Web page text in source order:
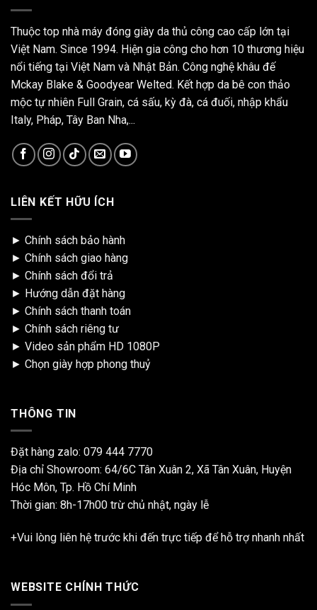
Thuộc top nhà máy đóng giày da thủ công cao cấp lớn tại
Việt Nam. Since 1994. Hiện gia công cho hơn 10 thương hiệu
nổi tiếng tại Việt Nam và Nhật Bản. Công nghệ khâu đế
Mckay Blake & Goodyear Welted. Kết hợp da bê con thảo
mộc tự nhiên Full Grain, cá sấu, kỳ đà, cá đuối, nhập khẩu
Italy, Pháp, Tây Ban Nha,...
LIÊN KẾT HỮU ÍCH
► Chính sách bảo hành
► Chính sách giao hàng
► Chính sách đổi trả
► Hướng dẫn đặt hàng
► Chính sách thanh toán
► Chính sách riêng tư
► Video sản phẩm HD 1080P
► Chọn giày hợp phong thuỷ
THÔNG TIN
Đặt hàng zalo: 079 444 7770
Địa chỉ Showroom: 64/6C Tân Xuân 2, Xã Tân Xuân, Huyện
Hóc Môn, Tp. Hồ Chí Minh
Thời gian: 8h-17h00 trừ chủ nhật, ngày lễ
+Vui lòng liên hệ trước khi đến trực tiếp để hỗ trợ nhanh nhất
WEBSITE CHÍNH THỨC